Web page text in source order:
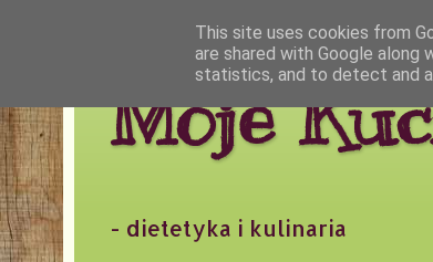
Moje
- dietetyka i kulinaria
This site uses cookies from
are shared with Google
statistics, and to detect and